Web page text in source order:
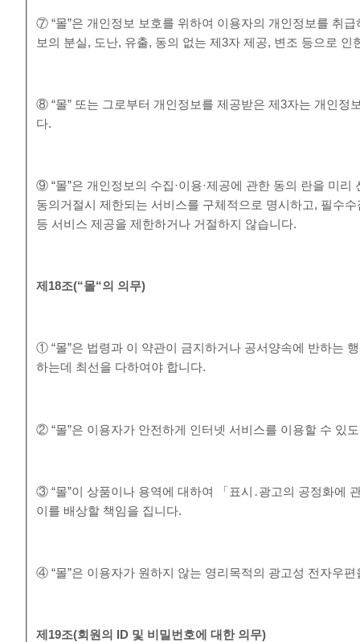
⑦ “몰”은 개인정보 보호를 위하여 이용자의 개인정보를 취
보의 분실, 도난, 유출, 동의 없는 제3자 제공, 변조 등으로
⑧ “몰” 또는 그로부터 개인정보를 제공받은 제3자는 개인
다.
⑨ “몰”은 개인정보의 수집·이용·제공에 관한 동의 란을 미
동의거절시 제한되는 서비스를 구체적으로 명시하고, 필수
등 서비스 제공을 제한하거나 거절하지 않습니다.
제 18조(“몰“의 의무)
① “몰”은 법령과 이 약관이 금지하거나 공서양속에 반하는
하는데 최선을 다하여야 합니다.
② “몰”은 이용자가 안전하게 인터넷 서비스를 이용할 수 있
③ “몰”이 상품이나 용역에 대하여 「표시․광고의 공정화에
이를 배상할 책임을 집니다.
④ “몰”은 이용자가 원하지 않는 영리목적의 광고성 전자우
제 19조(회원의 ID 및 비밀번호에 대한 의무)